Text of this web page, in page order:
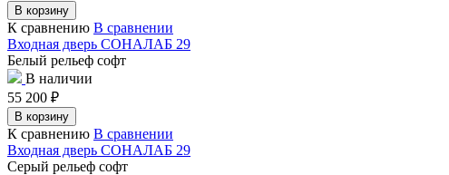
В корзину
К сравнению В сравнении
Входная дверь СОНАЛАБ 29
Белый рельеф софт
В наличии
55 200 ₽
В корзину
К сравнению В сравнении
Входная дверь СОНАЛАБ 29
Серый рельеф софт